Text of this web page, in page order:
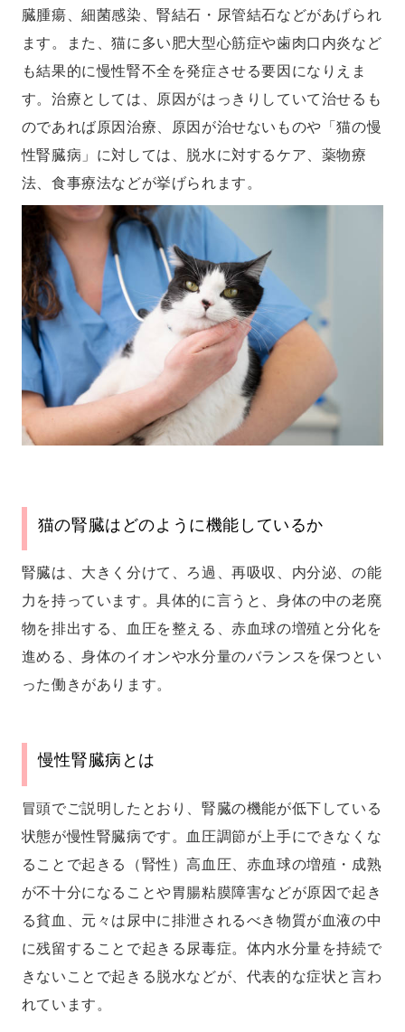
臓腫瘍、細菌感染、腎結石・尿管結石などがあげられ
ます。また、猫に多い肥大型心筋症や歯肉口内炎など
も結果的に慢性腎不全を発症させる要因になりえま
す。治療としては、原因がはっきりしていて治せるも
のであれば原因治療、原因が治せないものや「猫の慢
性腎臓病」に対しては、脱水に対するケア、薬物療
法、食事療法などが挙げられます。
猫の腎臓はどのように機能しているか
腎臓は、大きく分けて、ろ過、再吸収、内分泌、の能
力を持っています。具体的に言うと、身体の中の老廃
物を排出する、血圧を整える、赤血球の増殖と分化を
進める、身体のイオンや水分量のバランスを保つとい
った働きがあります。
慢性腎臓病とは
冒頭でご説明したとおり、腎臓の機能が低下している
状態が慢性腎臓病です。血圧調節が上手にできなくな
ることで起きる（腎性）高血圧、赤血球の増殖・成熟
が不十分になることや胃腸粘膜障害などが原因で起き
る貧血、元々は尿中に排泄されるべき物質が血液の中
に残留することで起きる尿毒症。体内水分量を持続で
きないことで起きる脱水などが、代表的な症状と言わ
れています。